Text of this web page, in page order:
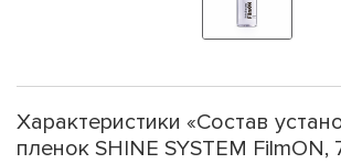
Характеристики «Состав
пленок SHINE SYSTEM FilmON,